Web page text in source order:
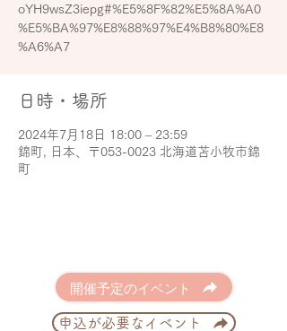
oYH9wsZ3iepg#%E5%8F%82%E5%8A%A0
%E5%BA%97%E8%88%97%E4%B8%80%E8
%A6%A7
日時・場所
2024年7月18日 18:00 – 23:59
錦町, 日本、〒053-0023 北海道苫小牧市錦
町
開催予定のイベント
申込が必要なイベント